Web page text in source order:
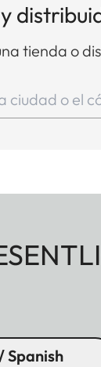
tienda o
Spanish